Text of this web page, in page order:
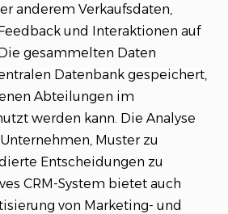
anderem Verkaufsdaten,
und Interaktionen auf
gesammelten Daten
Datenbank gespeichert,
Abteilungen im
werden kann. Die Analyse
Muster zu
Entscheidungen zu
CRM-System bietet auch
von Marketing- und